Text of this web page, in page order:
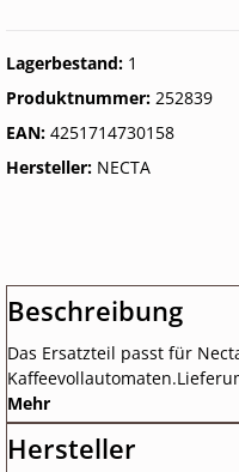
Lagerbestand: 1
Produktnummer: 252839
EAN: 4251714730158
Hersteller: NECTA
Beschreibung
Das Ersatzteil passt für
Mehr
Hersteller